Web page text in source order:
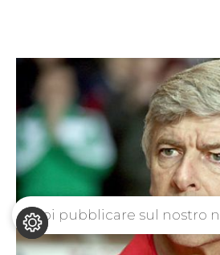
Vuoi pubblicare sul nostro